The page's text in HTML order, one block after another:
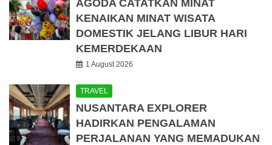
AGODA CATATKAN MINAT
KENAIKAN MINAT WISATA
DOMESTIK JELANG LIBUR HARI
KEMERDEKAAN
1 August 2026
TRAVEL
NUSANTARA EXPLORER
HADIRKAN PENGALAMAN
PERJALANAN YANG MEMADUKAN